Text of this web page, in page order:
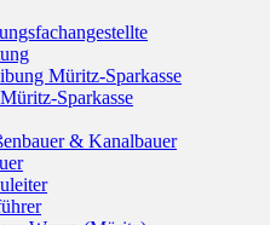
Müritz-Sparkasse
Sparkasse
& Kanalbauer